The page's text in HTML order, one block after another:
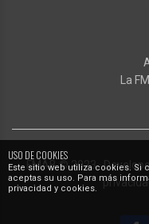
USO DE COOKIES
Este sitio web utiliza cookies.
aceptas su uso. Para más
privacidad y cookies.
La
FMAB© 2023·